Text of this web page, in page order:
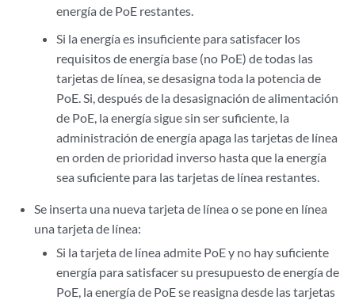
energía de PoE restantes.
Si la energía es insuficiente para satisfacer los
requisitos de energía base (no PoE) de todas las
tarjetas de línea, se desasigna toda la potencia de
PoE. Si, después de la desasignación de alimentación
de PoE, la energía sigue sin ser suficiente, la
administración de energía apaga las tarjetas de línea
en orden de prioridad inverso hasta que la energía
sea suficiente para las tarjetas de línea restantes.
Se inserta una nueva tarjeta de línea o se pone en línea
una tarjeta de línea:
Si la tarjeta de línea admite PoE y no hay suficiente
energía para satisfacer su presupuesto de energía de
PoE, la energía de PoE se reasigna desde las tarjetas